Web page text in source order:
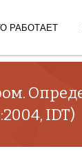
РАБОТАЕТ
IDT)